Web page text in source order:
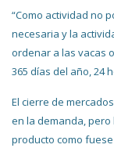
“Como actividad no
necesaria y la
ordenar a las vacas
365 días del año, 24
El cierre de
en la demanda,
producto como